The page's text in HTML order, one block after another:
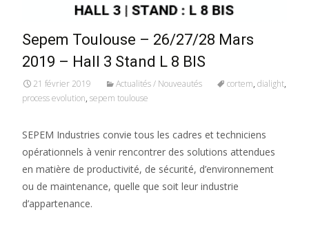
Sepem Toulouse – 26/27/28 Mars
2019 – Hall 3 Stand L 8 BIS
21 février 2019 Actualités / Nouveautés cortem, dialight,
process evolution, sepem toulouse
SEPEM Industries convie tous les cadres et techniciens
opérationnels à venir rencontrer des solutions attendues
en matière de productivité, de sécurité, d’environnement
ou de maintenance, quelle que soit leur industrie
d’appartenance.